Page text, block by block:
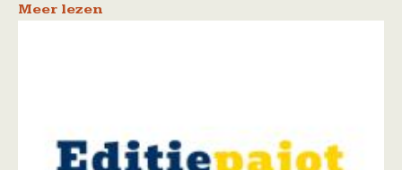
Meer lezen